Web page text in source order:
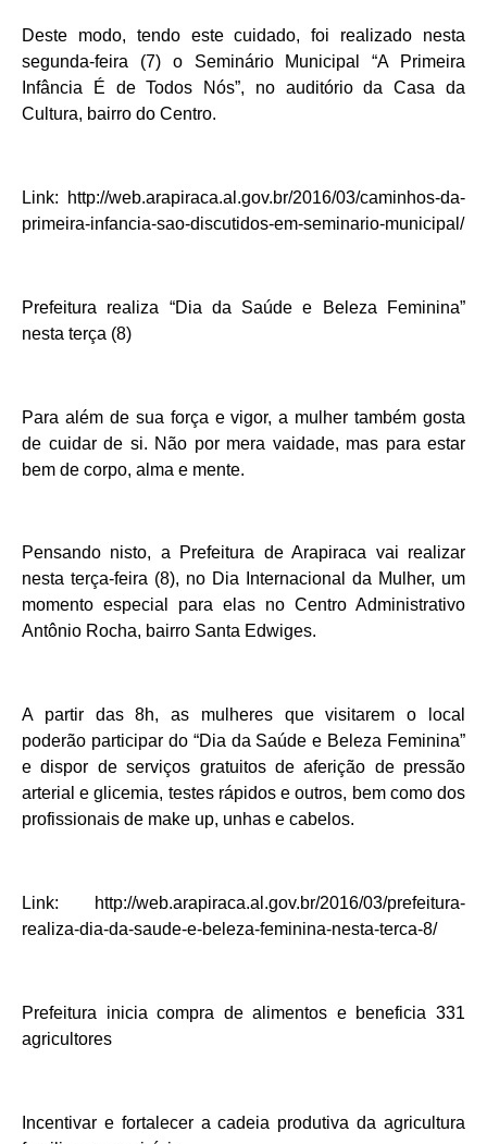
Deste modo, tendo este cuidado, foi realizado nesta
segunda-feira (7) o Seminário Municipal “A Primeira
Infância É de Todos Nós”, no auditório da Casa da
Cultura, bairro do Centro.
Link: http://web.arapiraca.al.gov.br/2016/03/caminhos-da-
primeira-infancia-sao-discutidos-em-seminario-municipal/
Prefeitura realiza “Dia da Saúde e Beleza Feminina”
nesta terça (8)
Para além de sua força e vigor, a mulher também gosta
de cuidar de si. Não por mera vaidade, mas para estar
bem de corpo, alma e mente.
Pensando nisto, a Prefeitura de Arapiraca vai realizar
nesta terça-feira (8), no Dia Internacional da Mulher, um
momento especial para elas no Centro Administrativo
Antônio Rocha, bairro Santa Edwiges.
A partir das 8h, as mulheres que visitarem o local
poderão participar do “Dia da Saúde e Beleza Feminina”
e dispor de serviços gratuitos de aferição de pressão
arterial e glicemia, testes rápidos e outros, bem como dos
profissionais de make up, unhas e cabelos.
Link: http://web.arapiraca.al.gov.br/2016/03/prefeitura-
realiza-dia-da-saude-e-beleza-feminina-nesta-terca-8/
Prefeitura inicia compra de alimentos e beneficia 331
agricultores
Incentivar e fortalecer a cadeia produtiva da agricultura